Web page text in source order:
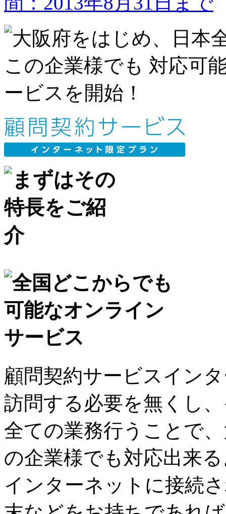
顧問契約サービスイン
訪問する必要を無くし
全ての業務行うことで
の企業様でも対応出来
インターネットに接続